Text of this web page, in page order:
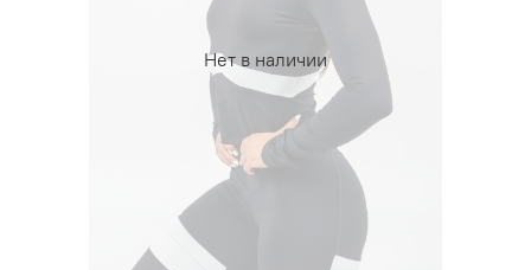
Нет в наличии